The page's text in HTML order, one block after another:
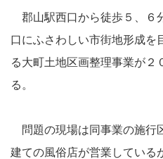
郡山駅西口から徒歩５、６
口にふさわしい市街地形成を
る大町土地区画整理事業が２
る。
問題の現場は同事業の施行
建ての風俗店が営業している